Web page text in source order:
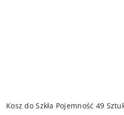
Kosz do Szkła Pojemność 49